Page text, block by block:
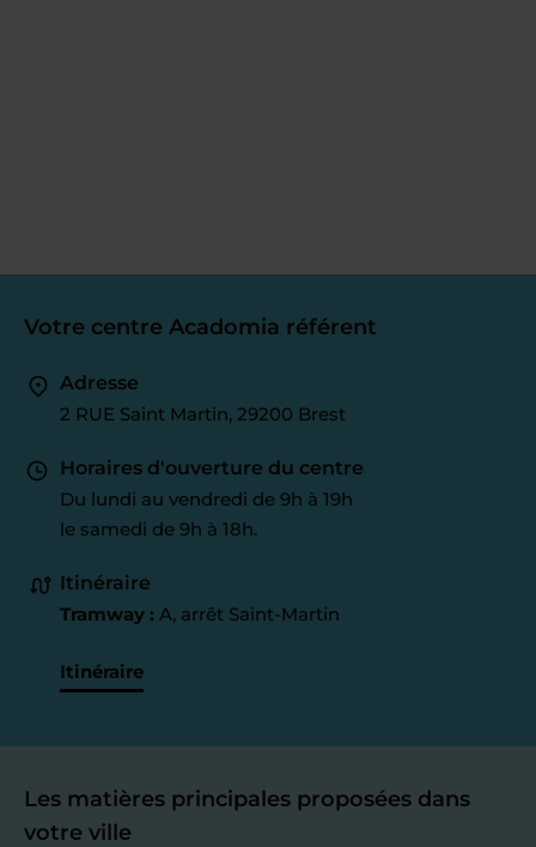
Votre centre Acadomia référent
Adresse
2 RUE Saint Martin, 29200 Brest
Horaires d'ouverture du centre
Du lundi au vendredi de 9h à 19h
le samedi de 9h à 18h.
Itinéraire
Tramway : A, arrêt Saint-Martin
Itinéraire
Les matières principales proposées dans
votre ville